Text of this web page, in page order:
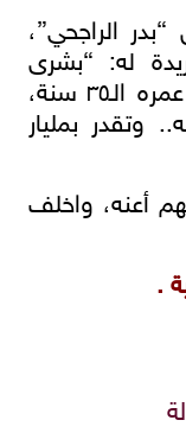
الراجحي”،
له: “بشرى
سارة.. شاب من جدة لم يتجاوز عمره الـ٣٥ سنة،
بمليار
أعنه، واخلف
.